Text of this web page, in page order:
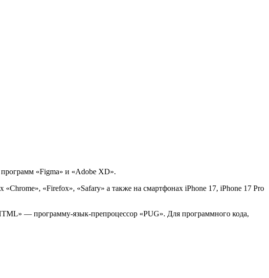
«Figma» и «Adobe XD».
«Firefox», «Safary» а также на смартфонах iPhone 17, iPhone 17 Pro
— программу-язык-препроцессор «PUG». Для программного кода,